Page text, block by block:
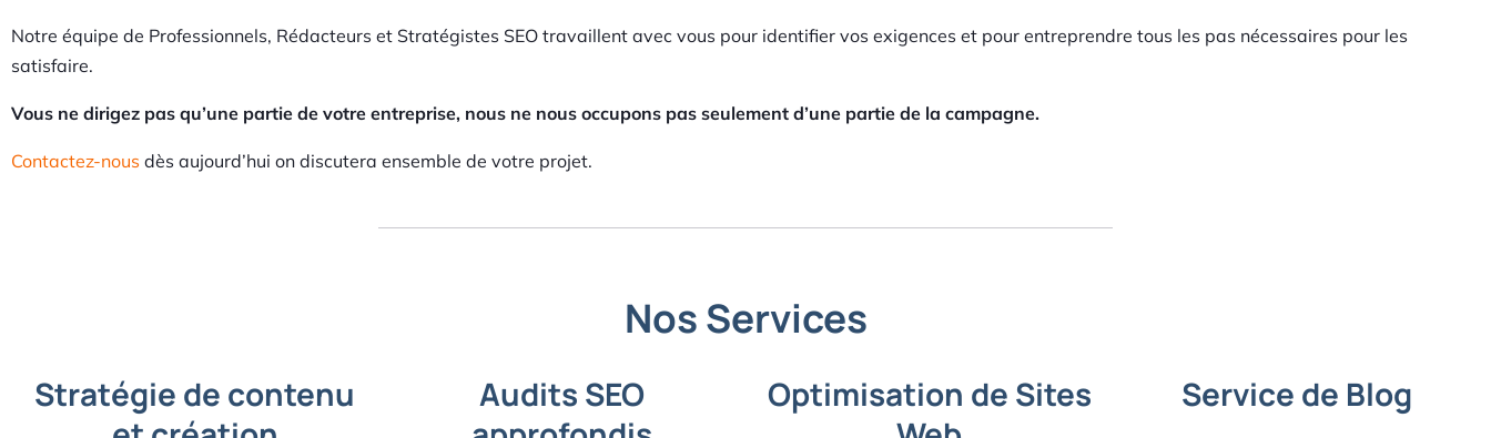
Notre équipe de Professionnels, Rédacteurs et Stratégistes SEO travaillent avec vous pour identifier vos exigences et pour entreprendre tous les pas nécessaires pour les
satisfaire.
Vous ne dirigez pas qu’une partie de votre entreprise, nous ne nous occupons pas seulement d’une partie de la campagne.
Contactez-nous dès aujourd’hui on discutera ensemble de votre projet.
Nos Services
Stratégie de contenu
Audits SEO
Optimisation de Sites
Service de Blog